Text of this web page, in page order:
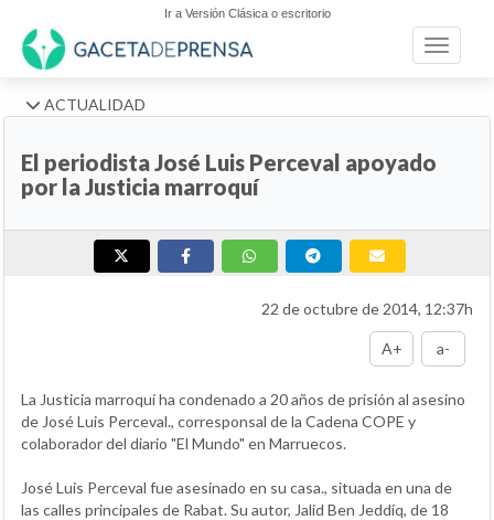
Ir a Versión Clásica o escritorio
Toggle
ACTUALIDAD
El periodista José Luis Perceval apoyado
por la Justicia marroquí
22 de octubre de 2014, 12:37h
A+ a-
La Justicia marroquí ha condenado a 20 años de prisión al asesino
de José Luis Perceval., corresponsal de la Cadena COPE y
colaborador del diario "El Mundo" en Marruecos.
José Luis Perceval fue asesinado en su casa., situada en una de
las calles principales de Rabat. Su autor, Jalid Ben Jeddiq, de 18